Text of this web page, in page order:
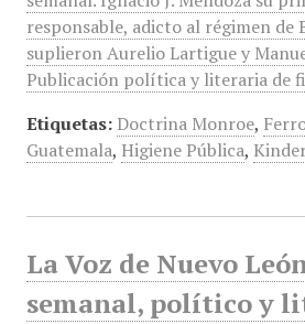
responsable, adicto al régimen de
suplieron Aurelio Lartigue y
Publicación política y literaria de
Etiquetas: Doctrina Monroe,
Guatemala, Higiene Pública,
La Voz de Nuevo
semanal, político y